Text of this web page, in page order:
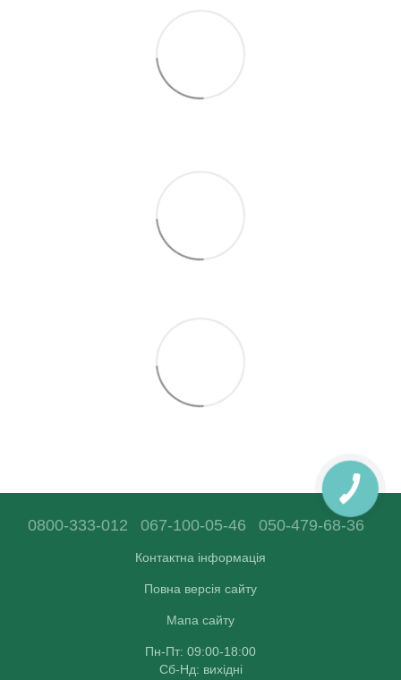
0800-333-012 067-100-05-46 050-479-68-36
Контактна інформація
Повна версія сайту
Мапа сайту
Пн-Пт: 09:00-18:00
Сб-Нд: вихідні